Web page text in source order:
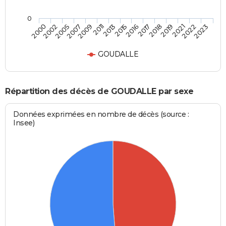
GOUDALLE
200020022005200720092011201320152016201720182019202120222023
0
Répartition des décès de GOUDALLE par sexe
Données exprimées en nombre de décès (source :
Insee)